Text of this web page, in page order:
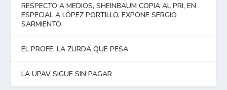
RESPECTO A MEDIOS, SHEINBAUM COPIA AL PRI, EN
ESPECIAL A LÓPEZ PORTILLO, EXPONE SERGIO
SARMIENTO
EL PROFE. LA ZURDA QUE PESA
LA UPAV SIGUE SIN PAGAR